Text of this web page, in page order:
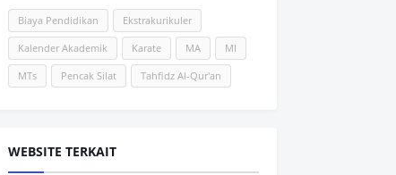
Biaya Pendidikan Ekstrakurikuler
Kalender Akademik Karate MA MI
MTs Pencak Silat Tahfidz Al-Qur'an
WEBSITE TERKAIT